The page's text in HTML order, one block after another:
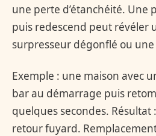
une perte d’étanchéité. Une
puis redescend peut révéler
surpresseur dégonflé ou
Exemple : une maison avec
bar au démarrage puis
quelques secondes. Résultat
retour fuyard.